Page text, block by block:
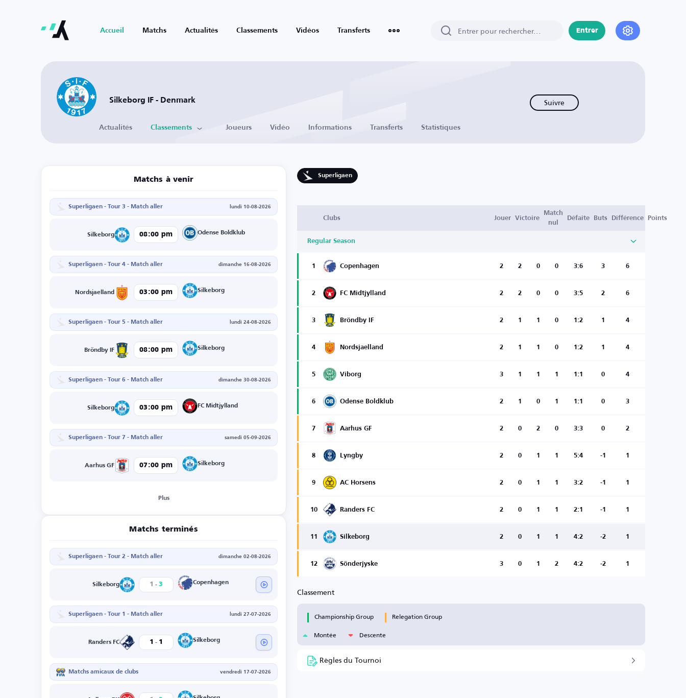
Accueil Matchs Actualités Classements Vidéos Transferts Entrer
Silkeborg IF - Denmark Suivre
Actualités Classements Joueurs Vidéo Informations Transferts Statistiques
Matchs à venir
Superligaen - Tour 3 - Match aller lundi 10-08-2026
Silkeborg 08:00 pm Odense Boldklub
Superligaen - Tour 4 - Match aller dimanche 16-08-2026
Nordsjaelland 03:00 pm Silkeborg
Superligaen - Tour 5 - Match aller lundi 24-08-2026
Bröndby IF 08:00 pm Silkeborg
Superligaen - Tour 6 - Match aller dimanche 30-08-2026
Silkeborg 03:00 pm FC Midtjylland
Superligaen - Tour 7 - Match aller samedi 05-09-2026
Aarhus GF 07:00 pm Silkeborg
Plus
Matchs terminés
Superligaen - Tour 2 - Match aller dimanche 02-08-2026
Silkeborg 1 - 3 Copenhagen
Superligaen - Tour 1 - Match aller lundi 27-07-2026
Randers FC 1 - 1 Silkeborg
Matchs amicaux de clubs vendredi 17-07-2026
Superligaen
Clubs Jouer Victoire
Match
nul
Défaite Buts Différence Points
Regular Season
1 Copenhagen 2 2 0 0 3:6 3 6
2 FC Midtjylland 2 2 0 0 3:5 2 6
3 Bröndby IF 2 1 1 0 1:2 1 4
4 Nordsjaelland 2 1 1 0 1:2 1 4
5 Viborg 3 1 1 1 1:1 0 4
6 Odense Boldklub 2 1 0 1 1:1 0 3
7 Aarhus GF 2 0 2 0 3:3 0 2
8 Lyngby 2 0 1 1 5:4 -1 1
9 AC Horsens 2 0 1 1 3:2 -1 1
10 Randers FC 2 0 1 1 2:1 -1 1
11 Silkeborg 2 0 1 1 4:2 -2 1
12 Sönderjyske 3 0 1 2 4:2 -2 1
Classement
Championship Group
Relegation Group
Montée
Descente
Règles du Tournoi